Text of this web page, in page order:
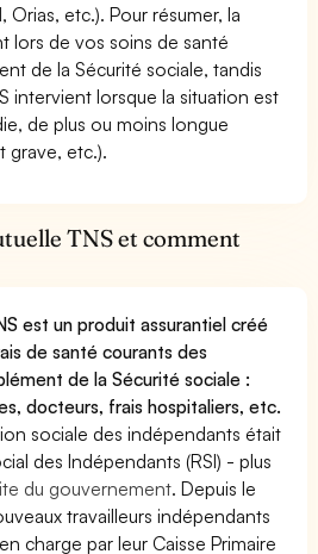
etc.). Pour résumer, la
lors de vos soins de santé
de la Sécurité sociale, tandis
intervient lorsque la situation est
de plus ou moins longue
grave, etc.).
TNS et comment
est un produit assurantiel créé
de santé courants des
de la Sécurité sociale :
docteurs, frais hospitaliers, etc.
sociale des indépendants était
des Indépendants (RSI) - plus
du gouvernement. Depuis le
travailleurs indépendants
charge par leur Caisse Primaire